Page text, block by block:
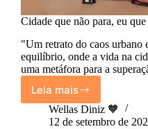
Cidade que não para, eu que
"Um retrato do caos urbano
equilíbrio, onde a vida na
uma metáfora para a
Leia mais
Cidade
que
não
Wellas Diniz 🧡
12 de setembro de